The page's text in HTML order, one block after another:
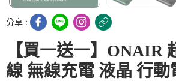
分享 :
【買一送一】ONAIR
線 無線充電 液晶 行動